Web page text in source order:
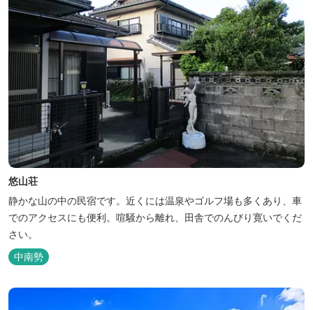
悠山荘
静かな山の中の民宿です。近くには温泉やゴルフ場も多くあり、車
でのアクセスにも便利。喧騒から離れ、田舎でのんびり寛いでくだ
さい。
中南勢